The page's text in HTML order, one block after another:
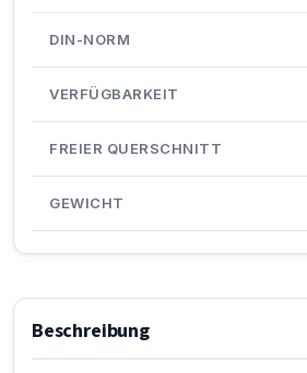
DIN-NORM
VERFÜGBARKEIT
FREIER QUERSCHNITT
GEWICHT
Beschreibung